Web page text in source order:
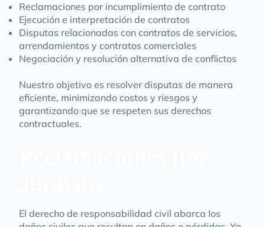
Reclamaciones por incumplimiento de contrato
Ejecución e interpretación de contratos
Disputas relacionadas con contratos de servicios,
arrendamientos y contratos comerciales
Negociación y resolución alternativa de conflictos
Nuestro objetivo es resolver disputas de manera
eficiente, minimizando costos y riesgos y
garantizando que se respeten sus derechos
contractuales.
El derecho de responsabilidad civil abarca los